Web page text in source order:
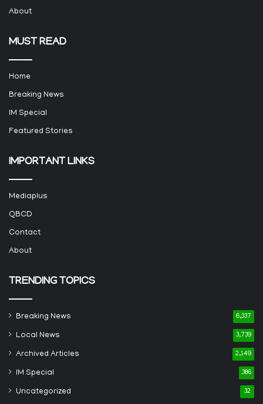
About
MUST READ
Home
Breaking News
IM Special
Featured Stories
IMPORTANT LINKS
Mediaplus
QBCD
Contact
About
TRENDING TOPICS
Breaking News 6,337
Local News 3,739
Archived Articles 2,149
IM Special 386
Uncategorized 32